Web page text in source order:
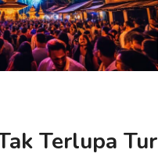
Terlupa Tur